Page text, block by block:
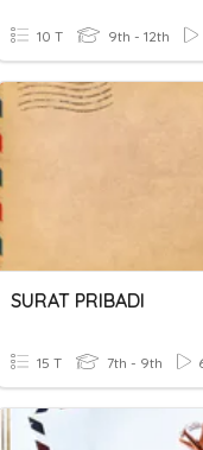
10 T 9th - 12th
SURAT PRIBADI
15 T 7th - 9th